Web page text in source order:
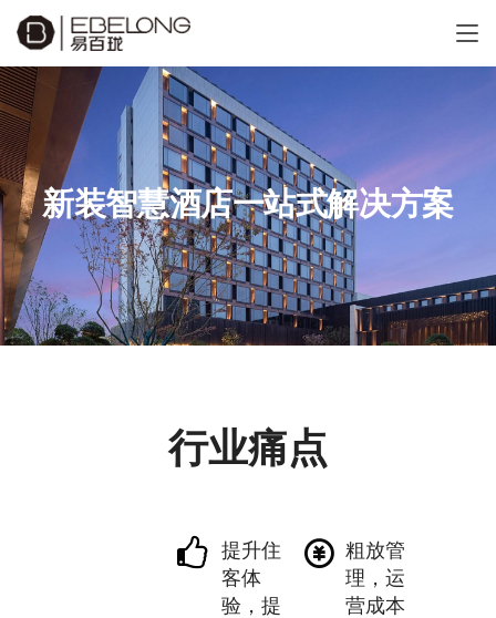
新装智慧酒店一站式解决方案
行业痛点
提升住
客体
验，提
粗放管
理，运
营成本